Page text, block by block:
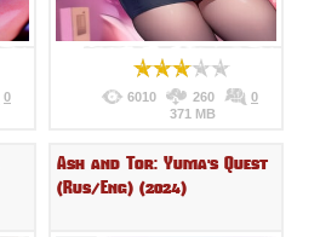
0
6010 260
0
371 MB
Ash and Tor: Yuma's Quest
(Rus/Eng) (2024)